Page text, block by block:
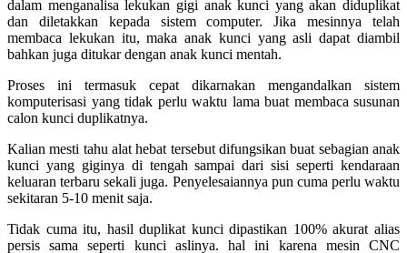
dalam menganalisa lekukan gigi anak kunci yang akan diduplikat
dan diletakkan kepada sistem computer. Jika mesinnya telah
membaca lekukan itu, maka anak kunci yang asli dapat diambil
bahkan juga ditukar dengan anak kunci mentah.
Proses ini termasuk cepat dikarnakan mengandalkan sistem
komputerisasi yang tidak perlu waktu lama buat membaca susunan
calon kunci duplikatnya.
Kalian mesti tahu alat hebat tersebut difungsikan buat sebagian anak
kunci yang giginya di tengah sampai dari sisi seperti kendaraan
keluaran terbaru sekali juga. Penyelesaiannya pun cuma perlu waktu
sekitaran 5-10 menit saja.
Tidak cuma itu, hasil duplikat kunci dipastikan 100% akurat alias
persis sama seperti kunci aslinya. hal ini karena mesin CNC